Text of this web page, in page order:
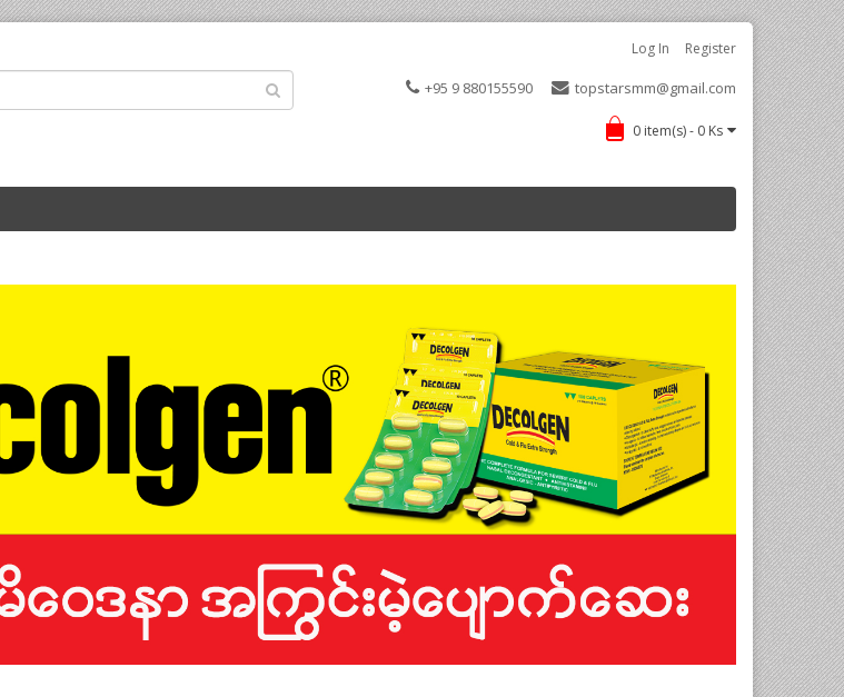
Log In Register
+95 9 880155590 topstarsmm@gmail.com
0 item(s) - 0 Ks